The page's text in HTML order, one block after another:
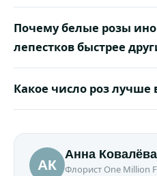
Почему белые розы
лепестков быстрее
Какое число роз лучше
АК
Анна Ковалёва
Флорист One Million